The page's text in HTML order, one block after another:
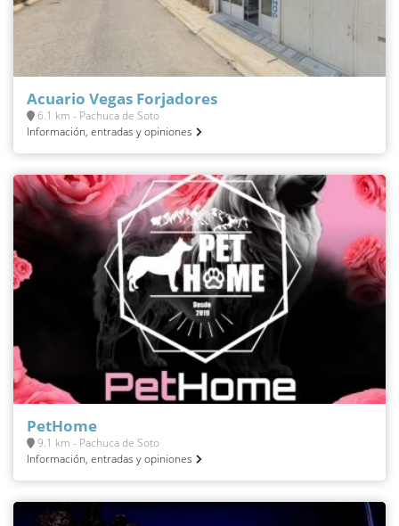
Acuario Vegas Forjadores
6.1 km - Pachuca de Soto
Información, entradas y opiniones
PetHome
9.1 km - Pachuca de Soto
Información, entradas y opiniones